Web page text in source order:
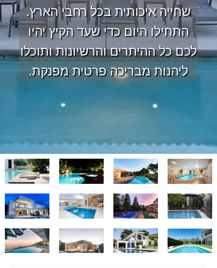
שחייה איכותית בכל רחבי הארץ.
התחילו היום כדי שעד הקיץ יהיו
לכם כל ההיתרים והרשיונות ותוכלו
ליהנות מבריכה פרטית מפנקת.